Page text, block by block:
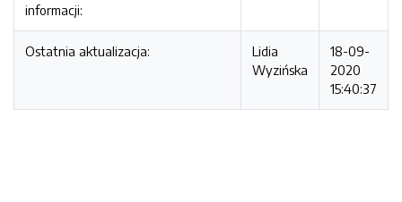
informacji:
Ostatnia aktualizacja:
Lidia
Wyzińska
18-09-
2020
15:40:37